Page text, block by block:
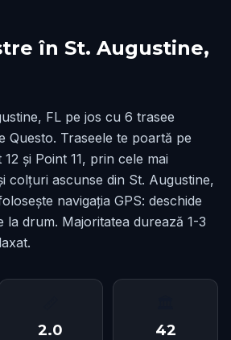
în St. Augustine,
FL pe jos cu 6 trasee
Questo. Traseele te poartă pe
și Point 11, prin cele mai
colțuri ascunse din St. Augustine,
navigația GPS: deschide
la drum. Majoritatea durează 1-3
2.0 42